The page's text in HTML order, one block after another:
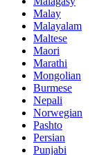
Malay
Malayalam
Maltese
Maori
Marathi
Mongolian
Burmese
Nepali
Norwegian
Pashto
Persian
Punjabi